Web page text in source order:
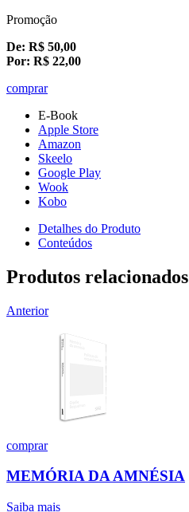
Promoção
De: R$ 50,00
Por: R$ 22,00
comprar
E-Book
Apple Store
Amazon
Skeelo
Google Play
Wook
Kobo
Detalhes do Produto
Conteúdos
Produtos relacionados
Anterior
comprar
MEMÓRIA DA AMNÉSIA
Saiba mais